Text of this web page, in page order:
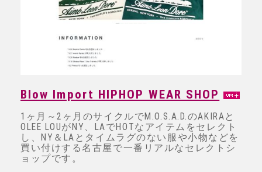
Blow Import HIPHOP WEAR SHOP
1ヶ月～2ヶ月のサイクルでM.O.S.A.D.のAKIRAと
OLEE LOUがNY、LAでHOTなアイテムをセレクト
し、NY＆LAとタイムラグのない服や小物などを
買い付けする名古屋で一番リアルなセレクトシ
ョップです。